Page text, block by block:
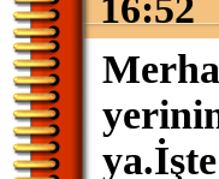
16:52